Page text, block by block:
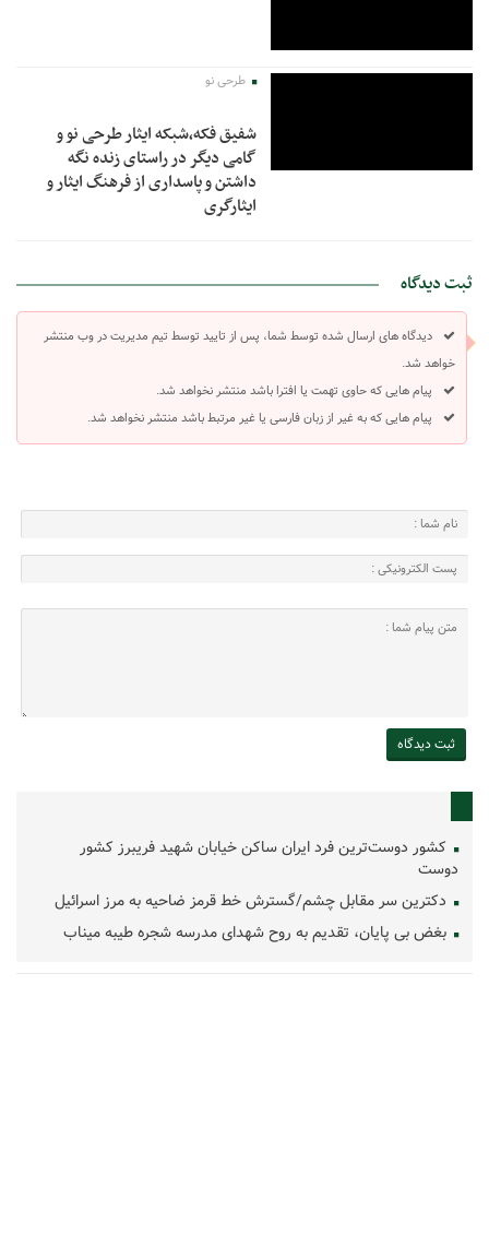
طرحی نو
شفیق فکه،شبکه ایثار طرحی نو و
گامی دیگر در راستای زنده نگه
داشتن و پاسداری از فرهنگ ایثار و
ایثارگری
ثبت دیدگاه
دیدگاه های ارسال شده توسط شما، پس از تایید توسط تیم مدیریت در وب منتشر
خواهد شد.
پیام هایی که حاوی تهمت یا افترا باشد منتشر نخواهد شد.
پیام هایی که به غیر از زبان فارسی یا غیر مرتبط باشد منتشر نخواهد شد.
کشور دوست‌ترین فرد ایران ساکن خیابان شهید فریبرز کشور
دوست
دکترین سر مقابل چشم/گسترش خط قرمز ضاحیه به مرز اسرائیل
بغض بی پایان، تقدیم به روح شهدای مدرسه شجره طیبه میناب